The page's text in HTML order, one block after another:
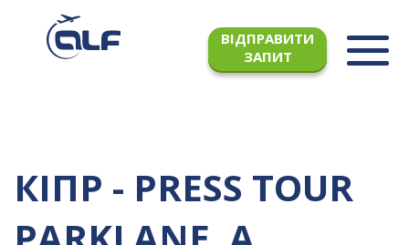
ВІДПРАВИТИ
ЗАПИТ
КІПР - PRESS TOUR